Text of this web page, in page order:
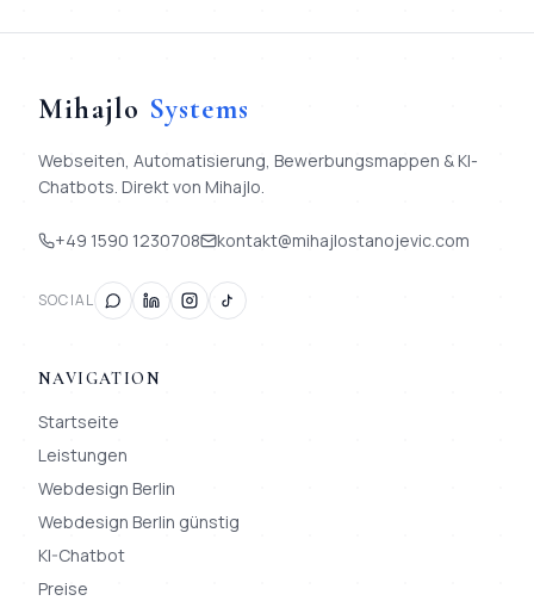
Mihajlo Systems
Webseiten, Automatisierung, Bewerbungsmappen & KI-
Chatbots. Direkt von Mihajlo.
+49 1590 1230708 kontakt@mihajlostanojevic.com
SOCIAL
NAVIGATION
Startseite
Leistungen
Webdesign Berlin
Webdesign Berlin günstig
KI-Chatbot
Preise